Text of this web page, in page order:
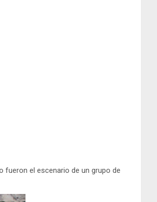
fueron el escenario de un grupo de